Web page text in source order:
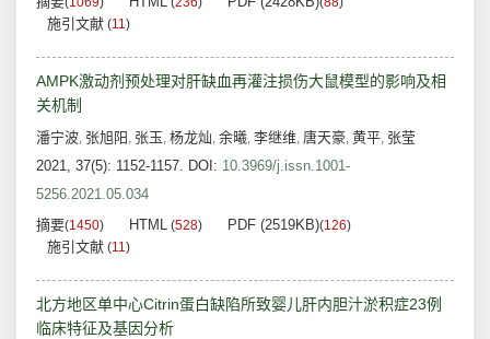
施引文献 (11)
AMPK激动剂预处理对肝缺血再灌注损伤大鼠模型的影响及相
关机制
潘宁波, 张旭阳 , 张玉, 杨龙灿, 余曦, 李继维, 唐天豪, 黄平, 张莹
2021, 37(5): 1152-1157. DOI: 10.3969/j.issn.1001-
5256.2021.05.034
摘要(1450) HTML (528) PDF (2519KB)(126)
施引文献 (11)
北方地区单中心Citrin蛋白缺陷所致婴儿肝内胆汁淤积症23例
临床特征及基因分析